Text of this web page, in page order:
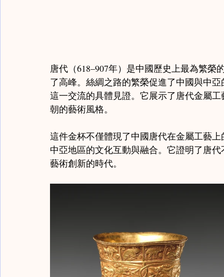
唐代（618–907年）是中國歷史上最為繁
了高峰。絲綢之路的繁榮促進了中國與中
這一交流的具體見證。它展示了唐代金屬
朝的藝術風格。
這件金杯不僅體現了中國唐代在金屬工藝
中亞地區的文化互動與融合。它證明了唐
藝術創新的時代。